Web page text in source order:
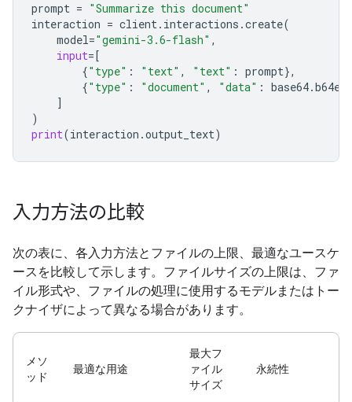
prompt = "Summarize this document"
interaction = client. interactions .create(
model="gemini-3.6-flash" ,
input=[
{"type" : "text" , "text" : prompt},
{"type" : "document" , "data" : base64.
]
)
print(interaction .output_text)
入力方法の比較
次の表に、各入力方法とファイルの上限、最適なユースケ
ースを比較して示します。ファイルサイズの上限は、ファ
イル形式や、ファイルの処理に使用するモデルまたはトー
クナイザによって異なる場合があります。
メソ
ッド
最適な用途
最大フ
ァイル
サイズ
永続性